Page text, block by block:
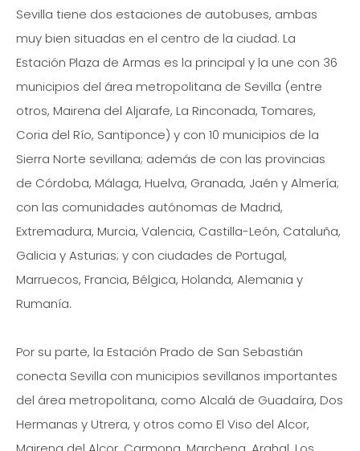
Sevilla tiene dos estaciones de autobuses, ambas
muy bien situadas en el centro de la ciudad. La
Estación Plaza de Armas es la principal y la une con 36
municipios del área metropolitana de Sevilla (entre
otros, Mairena del Aljarafe, La Rinconada, Tomares,
Coria del Río, Santiponce) y con 10 municipios de la
Sierra Norte sevillana; además de con las provincias
de Córdoba, Málaga, Huelva, Granada, Jaén y Almería;
con las comunidades autónomas de Madrid,
Extremadura, Murcia, Valencia, Castilla-León, Cataluña,
Galicia y Asturias; y con ciudades de Portugal,
Marruecos, Francia, Bélgica, Holanda, Alemania y
Rumanía.
Por su parte, la Estación Prado de San Sebastián
conecta Sevilla con municipios sevillanos importantes
del área metropolitana, como Alcalá de Guadaíra, Dos
Hermanas y Utrera, y otros como El Viso del Alcor,